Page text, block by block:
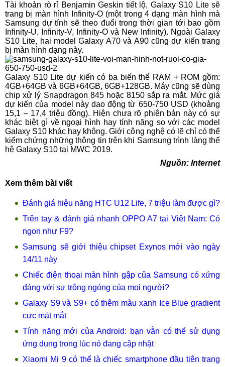
Tài khoản rò rỉ Benjamin Geskin tiết lộ, Galaxy S10 Lite sẽ
trang bị màn hình Infinity-O (một trong 4 dạng màn hình mà
Samsung dự tính sẽ theo đuổi trong thời gian tới bao gồm
Infinity-U, Infinity-V, Infinity-O và New Infinity). Ngoài Galaxy
S10 Lite, hai model Galaxy A70 và A90 cũng dự kiến trang
bị màn hình dạng này.
Galaxy S10 Lite dự kiến có ba biến thể RAM + ROM gồm:
4GB+64GB và 6GB+64GB, 6GB+128GB. Máy cũng sẽ dùng
chip xử lý Snapdragon 845 hoặc 8150 sắp ra mắt. Mức giá
dự kiến của model này dao động từ 650-750 USD (khoảng
15,1 – 17,4 triệu đồng). Hiện chưa rõ phiên bản này có sự
khác biệt gì về ngoại hình hay tính năng so với các model
Galaxy S10 khác hay không. Giới công nghệ có lẽ chỉ có thể
kiểm chứng những thông tin trên khi Samsung trình làng thế
hệ Galaxy S10 tại MWC 2019.
Nguồn: Internet
Xem thêm bài viết
Đánh giá hiệu năng HTC U12 Life, 7 triệu làm được gì?
Trên tay & đánh giá nhanh OPPO A7 tại Việt Nam: Có
ngon như F9?
Samsung sẽ giới thiệu chipset Exynos mới vào ngày
14/11 này
Chiếc điện thoại màn hình gập của Samsung có xứng
đáng với sự trông ngóng của mọi người?
Galaxy S9 và S9+ có thêm màu xanh Ice Blue gradient
cực mát mắt
Tính năng mới của Android: bạn vẫn có thể sử dụng
ứng dụng trong lúc nó đang cập nhật
Xiaomi Mi 9 có thể là chiếc smartphone đầu tiên trang